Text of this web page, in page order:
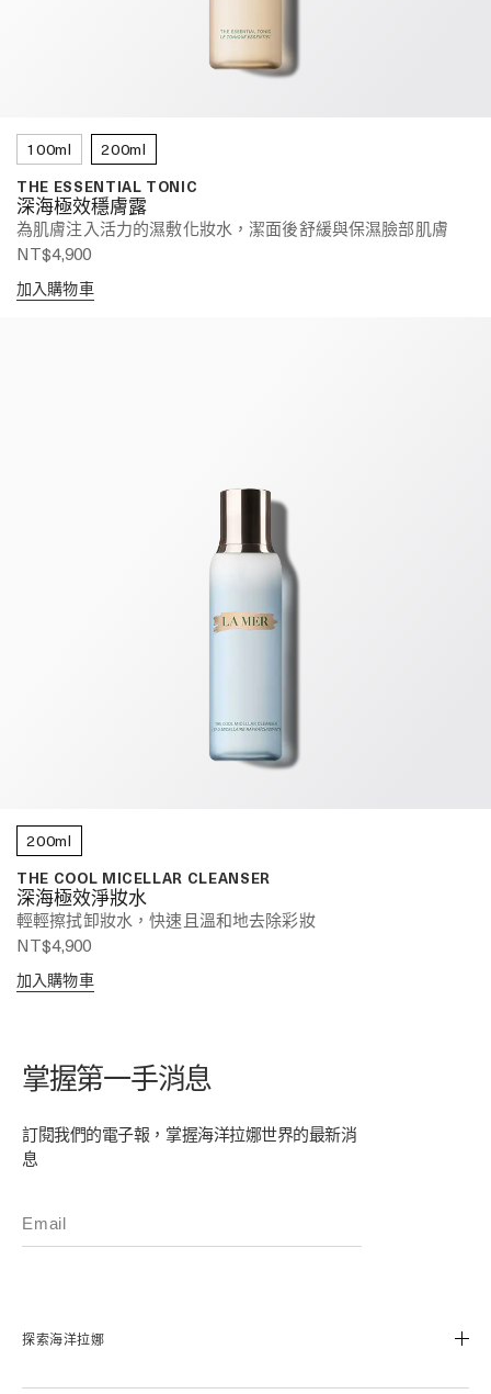
100ml 200ml
THE ESSENTIAL TONIC
深海極效穩膚露
為肌膚注入活力的濕敷化妝水，潔面後舒緩與保濕臉部肌膚
NT$4,900
加入購物車
200ml
THE COOL MICELLAR CLEANSER
深海極效淨妝水
輕輕擦拭卸妝水，快速且溫和地去除彩妝
NT$4,900
加入購物車
掌握第一手消息
訂閱我們的電子報，掌握海洋拉娜世界的最新消
息
探索海洋拉娜